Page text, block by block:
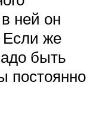
ней он
Если же
быть
постоянно